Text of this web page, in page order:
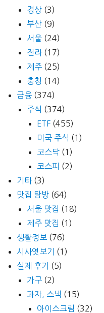
경상 (3)
부산 (9)
서울 (24)
전라(17)
제주 (25)
충청 (14)
금융 (374)
주식 (374)
ETF (455)
미국 주식 (1)
코스닥 (1)
코스피 (2)
기타(3)
맛집 탐방 (64)
서울 맛집 (18)
제주 맛집 (1)
생활정보 (76)
시사엿보기
(1)
실제 후기
(5)
가구 (2)
과자, 스낵 (15)
아이스크림 (32)